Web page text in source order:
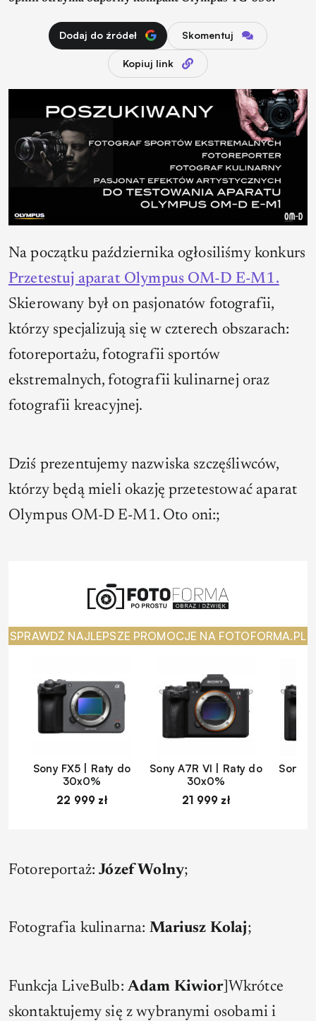
Dodaj do źródeł Skomentuj
Kopiuj link
Na początku października ogłosiliśmy konkurs
Przetestuj aparat Olympus OM-D E-M1.
Skierowany był on pasjonatów fotografii,
którzy specjalizują się w czterech obszarach:
fotoreportażu, fotografii sportów
ekstremalnych, fotografii kulinarnej oraz
fotografii kreacyjnej.
Dziś prezentujemy nazwiska szczęśliwców,
którzy będą mieli okazję przetestować aparat
Olympus OM-D E-M1. Oto oni:;
SPRAWDŹ NAJLEPSZE PROMOCJE NA FOTOFORMA.PL
Sony FX5 | Raty do
30x0%
22 999 zł
Sony A7R VI | Raty do
30x0%
21 999 zł
Sony
Fotoreportaż:Józef Wolny;
Fotografia kulinarna: Mariusz Kolaj;
Funkcja LiveBulb:Adam Kiwior]Wkrótce
skontaktujemy się z wybranymi osobami i